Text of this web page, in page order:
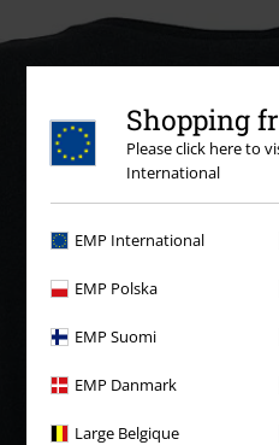
Shopping
Please click here to
International
EMP International
EMP Polska
EMP Suomi
EMP Danmark
Large Belgique